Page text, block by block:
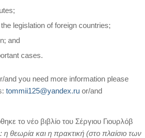
legislation of foreign countries;
and
cases.
and you need more information please
tommii125@yandex.ru or/and
το νέο βιβλίο του Σέργιου Γιουρλόβ
η θεωρία και η πρακτική (στο πλαίσιο των